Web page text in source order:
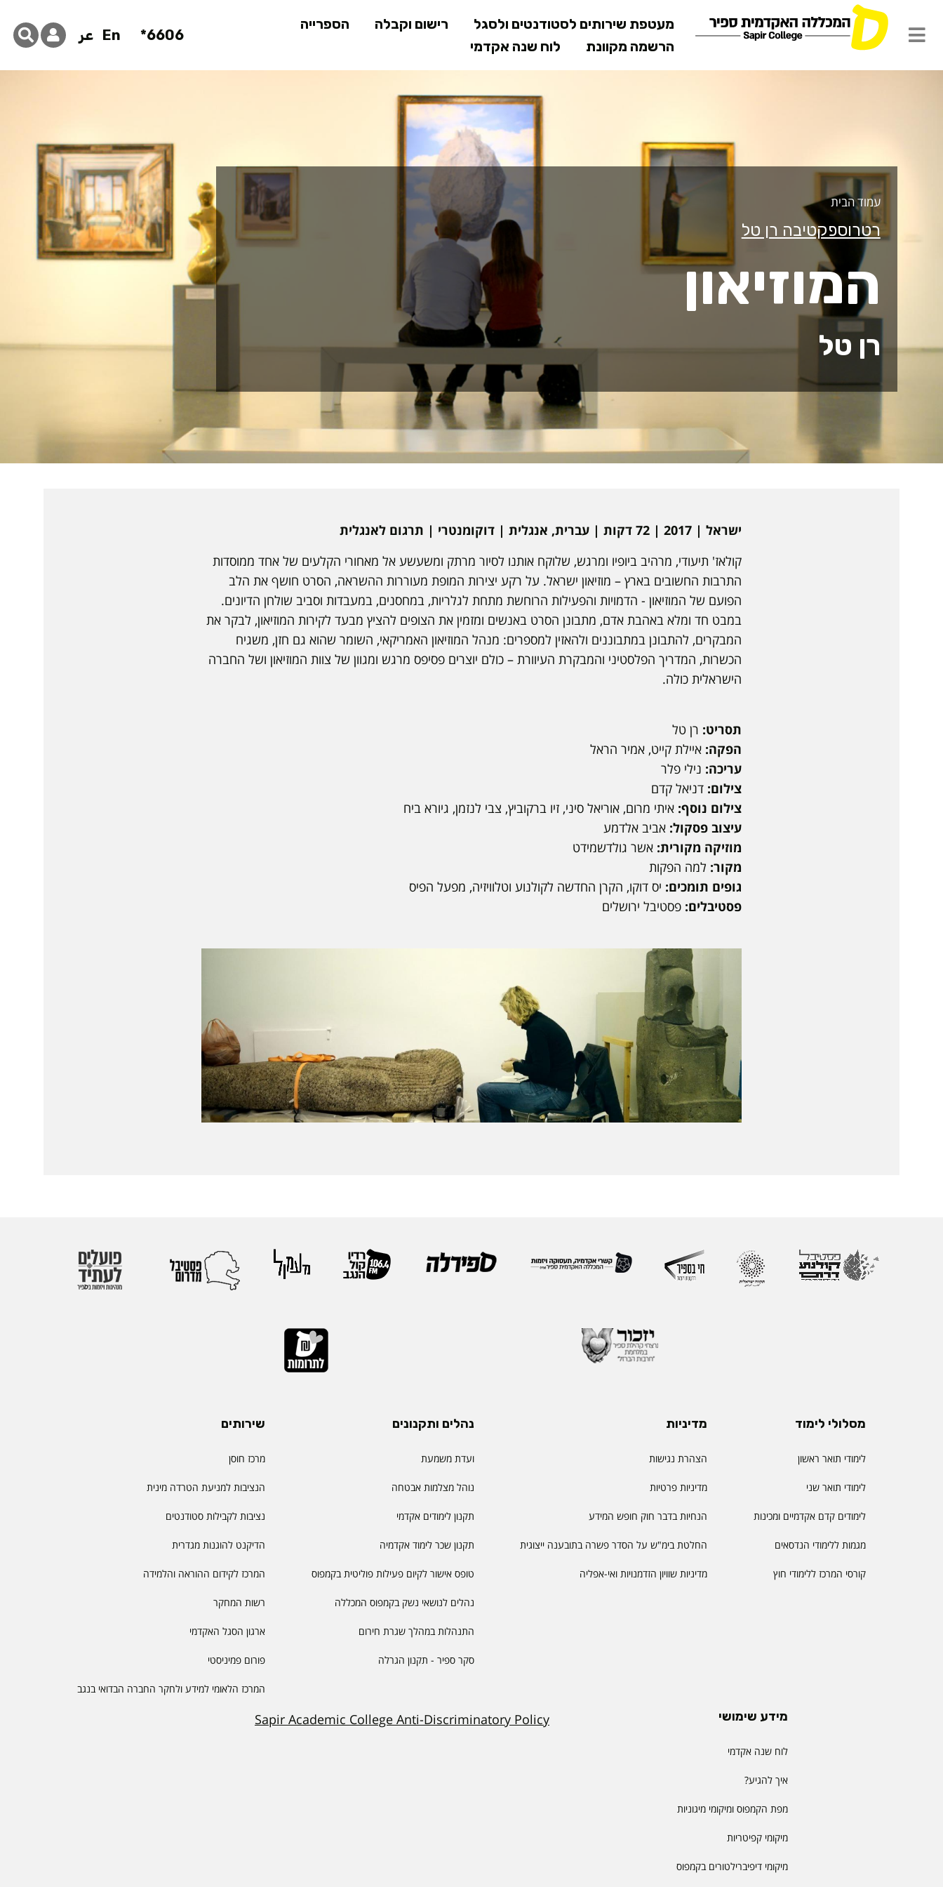
לתוכן
המרכזי
מעטפת שירותים לסטודנטים ולסגל רישום וקבלה
הספרייה
הרשמה מקוונת
לוח שנה אקדמי
6606*
En عر
עמוד הבית
רטרוספקטיבה רן טל
המוזיאון
רן טל
ישראל | 2017 | 72 דקות | עברית, אנגלית | דוקומנטרי | תרגום לאנגלית
קולאז' תיעודי, מרהיב ביופיו ומרגש, שלוקח אותנו לסיור מרתק ומשעשע אל מאחורי הקלעים של אחד ממוסדות
התרבות החשובים בארץ – מוזיאון ישראל. על רקע יצירות המופת מעוררות ההשראה, הסרט חושף את הלב
הפועם של המוזיאון - הדמויות והפעילות הרוחשת מתחת לגלריות, במחסנים, במעבדות וסביב שולחן הדיונים.
במבט חד ומלא באהבת אדם, מתבונן הסרט באנשים ומזמין את הצופים להציץ מבעד לקירות המוזיאון, לבקר את
המבקרים, להתבונן במתבוננים ולהאזין למספרים: מנהל המוזיאון האמריקאי, השומר שהוא גם חזן, משגיח
הכשרות, המדריך הפלסטיני והמבקרת העיוורת – כולם יוצרים פסיפס מרגש ומגוון של צוות המוזיאון ושל החברה
הישראלית כולה.
תסריט: רן טל
הפקה: איילת קייט, אמיר הראל
עריכה: נילי פלר
צילום: דניאל קדם
צילום נוסף: איתי מרום, אוריאל סיני, זיו ברקוביץ, צבי לנזמן, גיורא ביח
עיצוב פסקול: אביב אלדמע
מוזיקה מקורית: אשר גולדשמידט
מקור: למה הפקות
גופים תומכים: יס דוקו, הקרן החדשה לקולנוע וטלוויזיה, מפעל הפיס
פסטיבלים: פסטיבל ירושלים
מסלולי לימוד
לימודי תואר ראשון
לימודי תואר שני
לימודים קדם אקדמיים ומכינות
מגמות ללימודי הנדסאים
קורסי המרכז ללימודי חוץ
מדיניות
הצהרת נגישות
מדיניות פרטיות
הנחיות בדבר חוק חופש המידע
החלטת בימ"ש על הסדר פשרה בתובענה ייצוגית
מדיניות שוויון הזדמנויות ואי-אפליה
נהלים ותקנונים
ועדת משמעת
נוהל מצלמות אבטחה
תקנון לימודים אקדמי
תקנון שכר לימוד אקדמיה
טופס אישור לקיום פעילות פוליטית בקמפוס
נהלים לנושאי נשק בקמפוס המכללה
התנהלות במהלך שגרת חירום
סקר ספיר - תקנון הגרלה
שירותים
מרכז חוסן
הנציבות למניעת הטרדה מינית
נציבות לקבילות סטודנטים
הדיקנט להוגנות מגדרית
המרכז לקידום ההוראה והלמידה
רשות המחקר
ארגון הסגל האקדמי
פורום פמיניסטי
המרכז הלאומי למידע ולחקר החברה הבדואי בנגב
מידע שימושי
לוח שנה אקדמי
איך להגיע?
מפת הקמפוס ומיקומי מיגוניות
מיקומי קפיטריות
מיקומי דיפיברילטורים בקמפוס
Sapir Academic College Anti-Discriminatory Policy